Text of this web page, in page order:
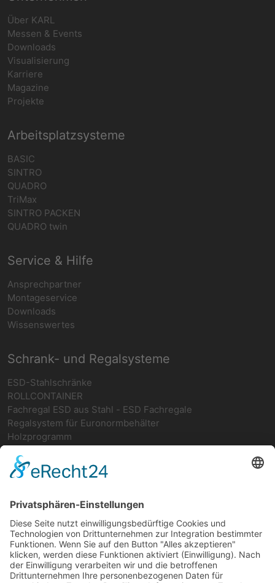
Über KARL
Messen & Events
Downloads
Visualisierung
Karriere
Magazine
Projekte
Arbeitsplatzsysteme
BASIC
SINTRO
QUADRO
TriMax
SINTRO PACKEN
QUADRO twin
Service & Hilfe
Ansprechpartner
Montageservice
Downloads
Wissenswertes
Schrank- und Regalsysteme
ESD-Stahlschränke
ROLLCONTAINER
Fachregal ESD aus Stahl - ESD Fachregale
Regalsystem für Euronormbehälter
Holzprogramm
Netzwerk
Ergonomie
Deutsches ESD-Netzwerk
FIFO-Regale
FIFO-GRUNDREGAL